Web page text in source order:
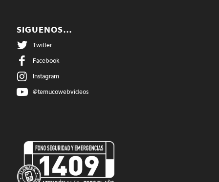
SIGUENOS…
Twitter
Facebook
Instagram
@temucowebvideos